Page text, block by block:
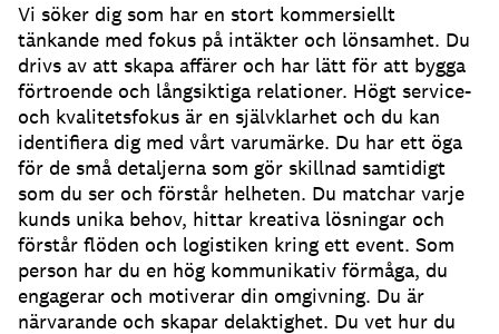
Vi söker dig som har en stort kommersiellt
tänkande med fokus på intäkter och lönsamhet. Du
drivs av att skapa affärer och har lätt för att bygga
förtroende och långsiktiga relationer. Högt service-
och kvalitetsfokus är en självklarhet och du kan
identifiera dig med vårt varumärke. Du har ett öga
för de små detaljerna som gör skillnad samtidigt
som du ser och förstår helheten. Du matchar varje
kunds unika behov, hittar kreativa lösningar och
förstår flöden och logistiken kring ett event. Som
person har du en hög kommunikativ förmåga, du
engagerar och motiverar din omgivning. Du är
närvarande och skapar delaktighet. Du vet hur du